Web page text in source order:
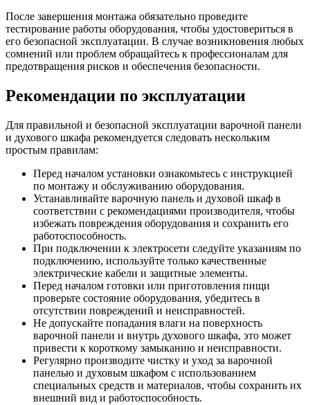
После завершения монтажа обязательно проведите
тестирование работы оборудования, чтобы удостовериться в
его безопасной эксплуатации. В случае возникновения любых
сомнений или проблем обращайтесь к профессионалам для
предотвращения рисков и обеспечения безопасности.
Рекомендации по эксплуатации
Для правильной и безопасной эксплуатации варочной панели
и духового шкафа рекомендуется следовать нескольким
простым правилам:
Перед началом установки ознакомьтесь с инструкцией
по монтажу и обслуживанию оборудования.
Устанавливайте варочную панель и духовой шкаф в
соответствии с рекомендациями производителя, чтобы
избежать повреждения оборудования и сохранить его
работоспособность.
При подключении к электросети следуйте указаниям по
подключению, используйте только качественные
электрические кабели и защитные элементы.
Перед началом готовки или приготовления пищи
проверьте состояние оборудования, убедитесь в
отсутствии повреждений и неисправностей.
Не допускайте попадания влаги на поверхность
варочной панели и внутрь духового шкафа, это может
привести к короткому замыканию и неисправности.
Регулярно производите чистку и уход за варочной
панелью и духовым шкафом с использованием
специальных средств и материалов, чтобы сохранить их
внешний вид и работоспособность.